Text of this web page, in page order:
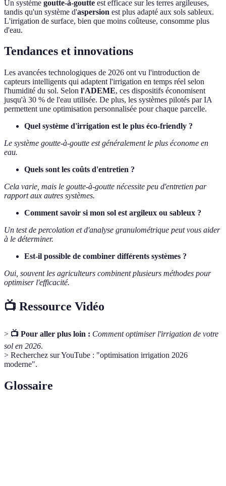
Un système goutte-à-goutte est efficace sur les terres argileuses,
tandis qu'un système d'aspersion est plus adapté aux sols sableux.
L'irrigation de surface, bien que moins coûteuse, consomme plus
d'eau.
Tendances et innovations
Les avancées technologiques de 2026 ont vu l'introduction de
capteurs intelligents qui adaptent l'irrigation en temps réel selon
l'humidité du sol. Selon l'ADEME, ces dispositifs économisent
jusqu'à 30 % de l'eau utilisée. De plus, les systèmes pilotés par IA
permettent une optimisation personnalisée pour chaque parcelle.
Quel système d'irrigation est le plus éco-friendly ?
Le système goutte-à-goutte est généralement le plus économe en
eau.
Quels sont les coûts d'entretien ?
Cela varie, mais le goutte-à-goutte nécessite peu d'entretien par
rapport aux autres systèmes.
Comment savoir si mon sol est argileux ou sableux ?
Un test de percolation et d'analyse granulométrique peut vous aider
à le déterminer.
Est-il possible de combiner différents systèmes ?
Oui, souvent les agriculteurs combinent plusieurs méthodes pour
optimiser l'efficacité.
📺 Ressource Vidéo
> 📺 Pour aller plus loin : Comment optimiser l'irrigation de votre
sol en 2026.
> Recherchez sur YouTube : "optimisation irrigation 2026
moderne".
Glossaire